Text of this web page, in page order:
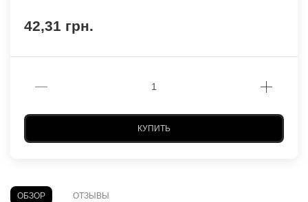
42,31 грн.
КУПИТЬ
ОБЗОР ОТЗЫВЫ